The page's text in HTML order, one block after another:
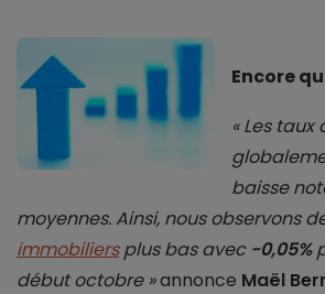
Encore
« Les
baisse
moyennes. Ainsi, nous observons
immobiliersplus bas avec-0,05%
début octobre »annonce Maël